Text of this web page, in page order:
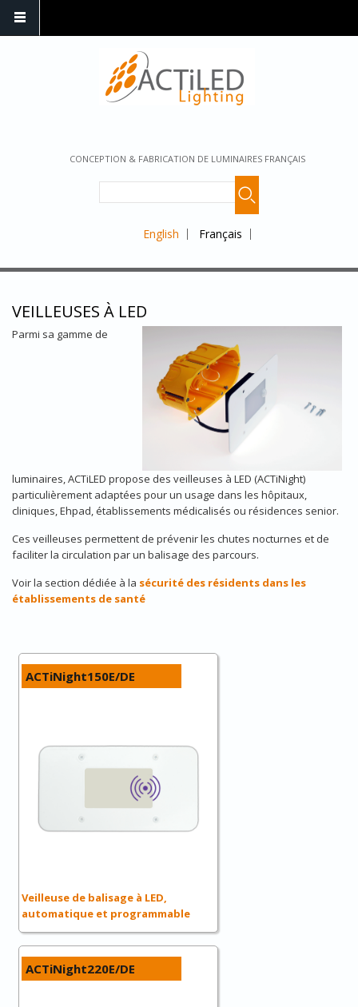
CONCEPTION & FABRICATION DE LUMINAIRES FRANÇAIS
English Français
VEILLEUSES À LED
Parmi sa gamme de
luminaires, ACTiLED propose des veilleuses à LED (ACTiNight)
particulièrement adaptées pour un usage dans les hôpitaux,
cliniques, Ehpad, établissements médicalisés ou résidences senior.
Ces veilleuses permettent de prévenir les chutes nocturnes et de
faciliter la circulation par un balisage des parcours.
Voir la section dédiée à la sécurité des résidents dans les
établissements de santé
ACTiNight150E/DE
Veilleuse de balisage à LED,
automatique et programmable
ACTiNight220E/DE